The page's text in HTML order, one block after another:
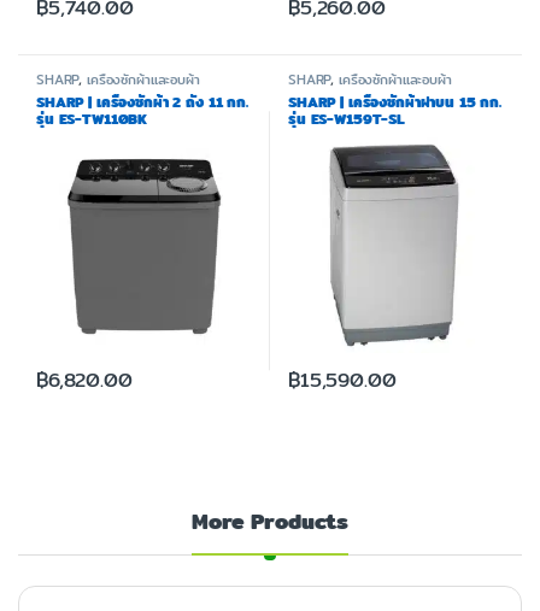
More Products
฿5,740.00 ฿5,260.00
SHARP,เครื่องซักผ้าและอบผ้า
SHARP | เครื่องซักผ้า 2 ถัง 11 กก.
รุ่น ES-TW110BK
฿6,820.00
SHARP,เครื่องซักผ้าและอบผ้า
SHARP | เครื่องซักผ้าฝาบน 15 กก.
รุ่น ES-W159T-SL
฿15,590.00